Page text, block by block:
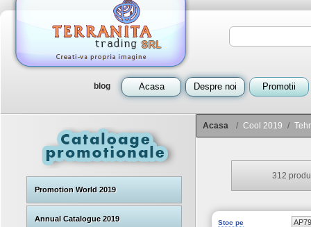
blog Acasa Despre noi Promotii
Promotion World 2019
Annual Catalogue 2019
Acasa / Cool 2019 /
312
Stoc pe